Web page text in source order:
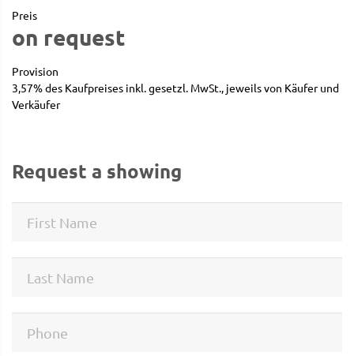
Preis
on request
Provision
3,57% des Kaufpreises inkl. gesetzl. MwSt., jeweils von Käufer und
Verkäufer
Request a showing
First Name
Last Name
Phone